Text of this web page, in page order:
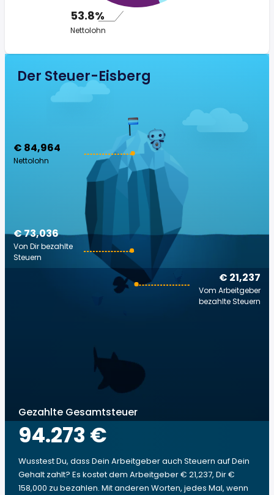
53.8%
Nettolohn
Der Steuer-Eisberg
€ 84,964
Nettolohn
€ 21,237
Vom Arbeitgeber
bezahlte Steuern
€ 73,036
Von Dir bezahlte
Steuern
Gezahlte Gesamtsteuer
94.273 €
Wusstest Du, dass Dein Arbeitgeber auch Steuern auf Dein
Gehalt zahlt? Es kostet dem Arbeitgeber € 21,237, Dir €
158,000 zu bezahlen. Mit anderen Worten, jedes Mal, wenn